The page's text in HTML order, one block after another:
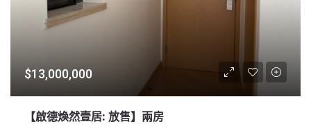
$13,000,000
【啟德煥然壹居: 放售】兩房